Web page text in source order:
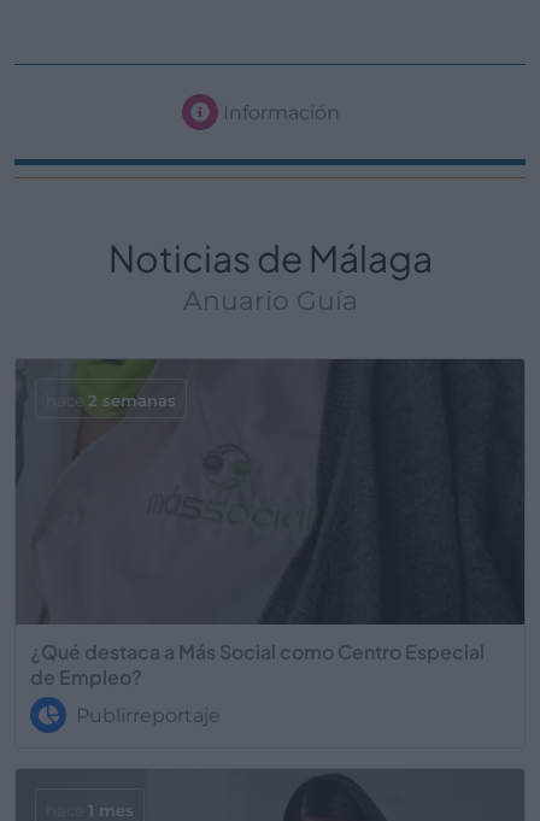
Información
Noticias de Málaga
Anuario Guía
¿Qué destaca a Más Social como Centro Especial
de Empleo?
Publirreportaje
hace 2 semanas
1 mes